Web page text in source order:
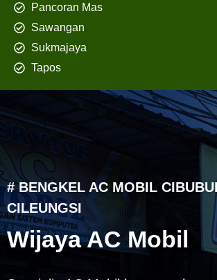
Pancoran Mas
Sawangan
Sukmajaya
Tapos
# BENGKEL AC MOBIL
CILEUNGSI
Wijaya AC Mobil